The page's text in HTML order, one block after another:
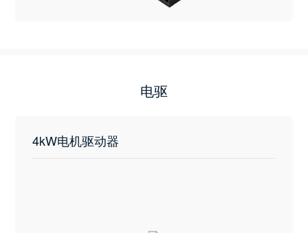
电驱
4kW电机驱动器